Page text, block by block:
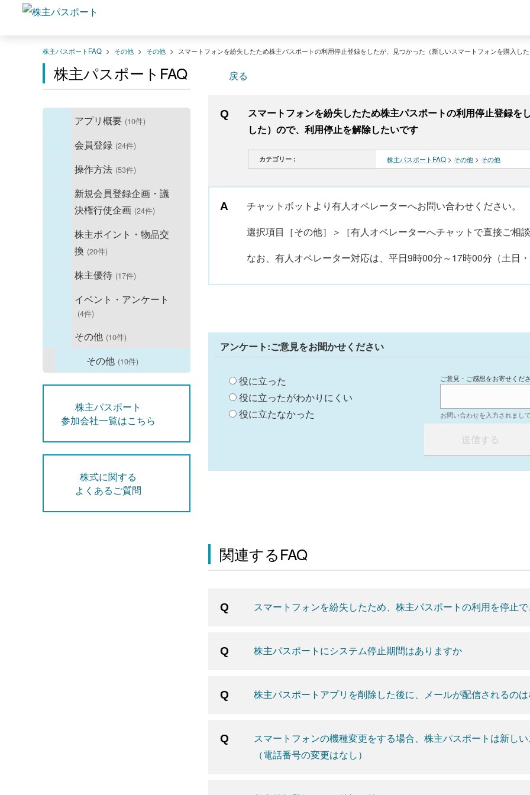
株主パスポートFAQ > その他 > その他 > スマートフォンを紛失したため株主パスポートの利用停止登録をしたが、見つかった（新しいスマートフォンを購入し
株主パスポートFAQ
アプリ概要 (10件)
会員登録 (24件)
操作方法 (53件)
新規会員登録企画・議
決権行使企画 (24件)
株主ポイント・物品交
換 (20件)
株主優待 (17件)
イベント・アンケート
(4件)
その他 (10件)
その他 (10件)
株主パスポート
参加会社一覧はこちら
株式に関する
よくあるご質問
戻る
スマートフォンを紛失したため株主パスポートの利用停止登録を
した）ので、利用停止を解除したいです
カテゴリー : 株主パスポートFAQ> その他> その他
チャットボットより有人オペレーターへお問い合わせください。
選択項目［その他］＞［有人オペレーターへチャットで直接ご相
なお、有人オペレーター対応は、平日9時00分～17時00分（土日
アンケート:ご意見をお聞かせください
役に立った
役に立ったがわかりにくい
役に立たなかった
ご意見・ご感想をお寄せくだ
お問い合わせを入力されまし
関連するFAQ
スマートフォンを紛失したため、株主パスポートの利用を停止
株主パスポートにシステム停止期間はありますか
株主パスポートアプリを削除した後に、メールが配信されるの
スマートフォンの機種変更をする場合、株主パスポートは新し
（電話番号の変更はなし）